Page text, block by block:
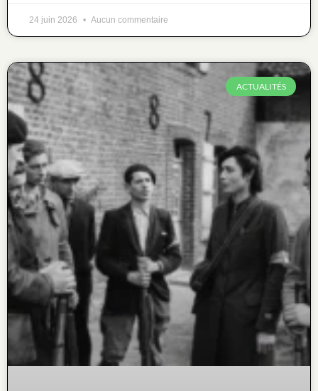
24 juin 2026 Aucun commentaire
ACTUALITÉS